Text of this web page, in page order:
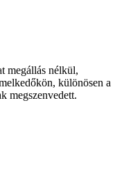
megállás nélkül,
különösen a
megszenvedett.